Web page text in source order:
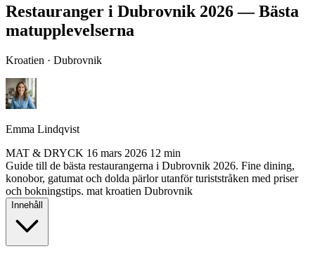
Restauranger i Dubrovnik 2026 — Bästa
matupplevelserna
Kroatien · Dubrovnik
Emma Lindqvist
MAT & DRYCK 16 mars 2026 12 min
Guide till de bästa restaurangerna i Dubrovnik 2026. Fine dining,
konobor, gatumat och dolda pärlor utanför turiststråken med priser
och bokningstips. mat kroatien Dubrovnik
Innehåll